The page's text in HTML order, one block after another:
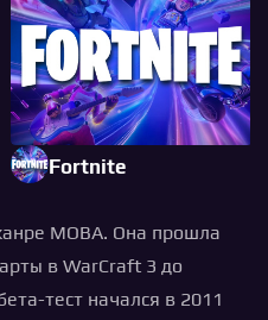
Fortnite
MOBA. Она прошла
в WarCraft 3 до
тест начался в 2011